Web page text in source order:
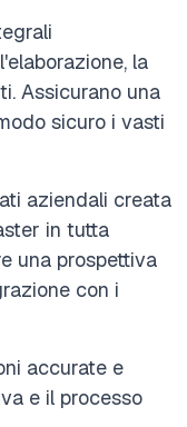
la
Assicurano una
sicuro i vasti
aziendali creata
in tutta
una prospettiva
con i
accurate e
e il processo